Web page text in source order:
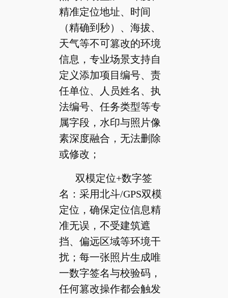
精准定位地址、时间
（精确到秒）、海拔、
天气等不可篡改的环境
信息，专业场景支持自
定义添加项目编号、责
任单位、人员姓名、执
法编号、任务类型等专
属字段，水印与照片像
素深度融合，无法删除
或修改；
双模定位+数字签
名：采用北斗/GPS双模
定位，确保定位信息精
准无误，不受建筑遮
挡、偏远区域等环境干
扰；每一张照片生成唯
一数字签名与校验码，
任何篡改操作都会触发